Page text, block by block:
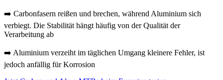
➡️ Carbonfasern reißen und brechen, während Aluminium sich
verbiegt. Die Stabilität hängt häufig von der Qualität der
Verarbeitung ab
➡️ Aluminium verzeiht im täglichen Umgang kleinere Fehler, ist
jedoch anfällig für Korrosion